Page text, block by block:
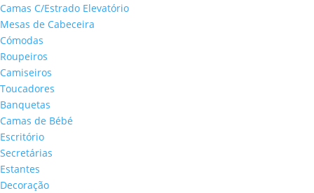
Camas C/Estrado Elevatório
Mesas de Cabeceira
Cómodas
Roupeiros
Camiseiros
Toucadores
Banquetas
Camas de Bébé
Escritório
Secretárias
Estantes
Decoração